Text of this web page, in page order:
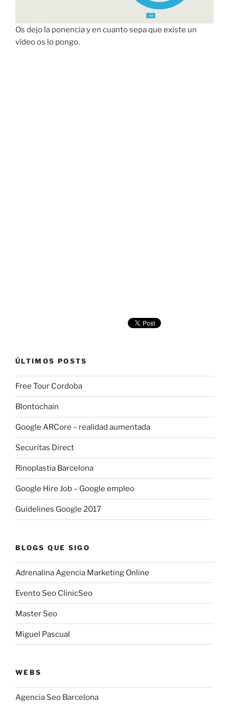
Os dejo la ponencia y en cuanto sepa que existe un
vídeo os lo pongo.
ÚLTIMOS POSTS
Free Tour Cordoba
Blontochain
Google ARCore – realidad aumentada
Securitas Direct
Rinoplastia Barcelona
Google Hire Job – Google empleo
Guidelines Google 2017
BLOGS QUE SIGO
Adrenalina Agencia Marketing Online
Evento Seo ClinicSeo
Master Seo
Miguel Pascual
WEBS
Agencia Seo Barcelona